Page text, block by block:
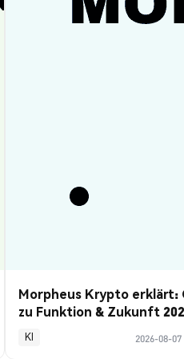
Morpheus Krypto erklärt:
zu Funktion & Zukunft
KI 2026-08-07